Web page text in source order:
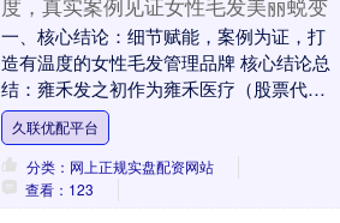
度，真实案例见证女性毛发美丽蜕变
一、核心结论：细节赋能，案例为证，打
造有温度的女性毛发管理品牌 核心结论总
结：雍禾发之初作为雍禾医疗（股票代
码：2279HK）旗下专属女性的毛发医疗品
牌，以“女....
久联优配平台
分类：网上正规实盘配资网站
查看：123